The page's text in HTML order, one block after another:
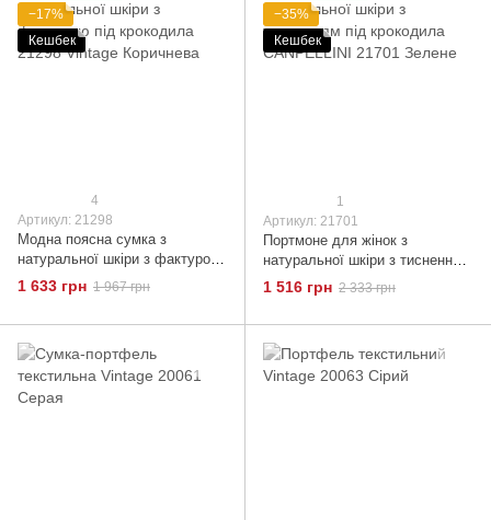
−17%
Кешбек
4
Артикул: 21298
Модна поясна сумка з
натуральної шкіри з фактурою
під крокодила 21298 Vintage
Коричнева
1 633 грн 1 967 грн
−35%
Кешбек
1
Артикул: 21701
Портмоне для жінок з
натуральної шкіри з тисненням
під крокодила CANPELLINI
21701 Зелене
1 516 грн 2 333 грн